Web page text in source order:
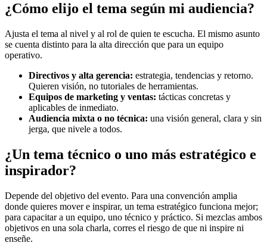
¿Cómo elijo el tema según mi audiencia?
Ajusta el tema al nivel y al rol de quien te escucha. El mismo asunto
se cuenta distinto para la alta dirección que para un equipo
operativo.
Directivos y alta gerencia: estrategia, tendencias y retorno.
Quieren visión, no tutoriales de herramientas.
Equipos de marketing y ventas: tácticas concretas y
aplicables de inmediato.
Audiencia mixta o no técnica: una visión general, clara y sin
jerga, que nivele a todos.
¿Un tema técnico o uno más estratégico e
inspirador?
Depende del objetivo del evento. Para una convención amplia
donde quieres mover e inspirar, un tema estratégico funciona mejor;
para capacitar a un equipo, uno técnico y práctico. Si mezclas ambos
objetivos en una sola charla, corres el riesgo de que ni inspire ni
enseñe.